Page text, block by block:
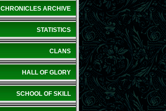
CHRONICLES ARCHIVE
STATISTICS
CLANS
HALL OF GLORY
SCHOOL OF SKILL